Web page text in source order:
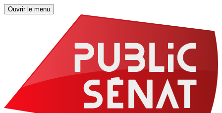
Ouvrir le menu